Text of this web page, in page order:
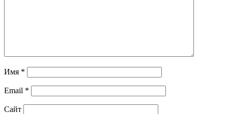
Имя *
Email *
Сайт